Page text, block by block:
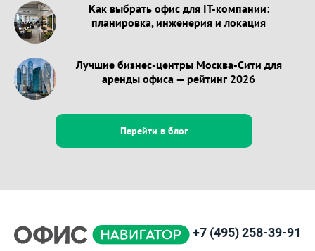
Как выбрать офис для IT-компании:
планировка, инженерия и локация
Лучшие бизнес-центры Москва-Сити для
аренды офиса — рейтинг 2026
Перейти в блог
+7 (495) 258-39-91